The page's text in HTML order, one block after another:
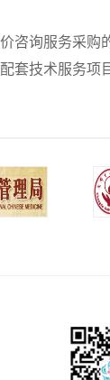
咨询服务采购
套技术服务项